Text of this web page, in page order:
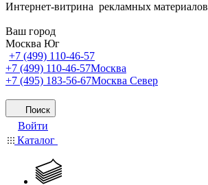
Интернет-витрина рекламных материалов
Ваш город
Москва Юг
+7 (499) 110-46-57
+7 (499) 110-46-57Москва
+7 (495) 183-56-67Москва Север
Поиск
Войти
Каталог